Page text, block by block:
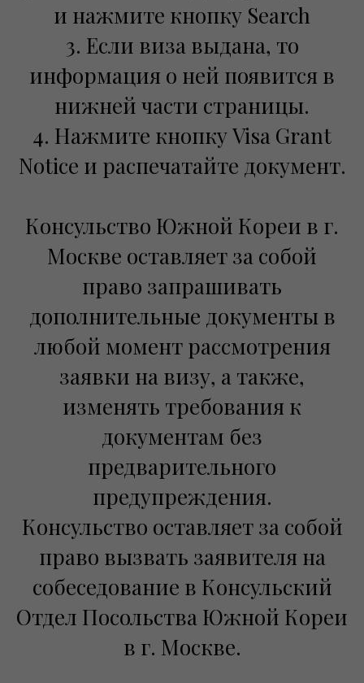
и нажмите кнопку Search
3. Если виза выдана, то
информация о ней появится в
нижней части страницы.
4. Нажмите кнопку Visa Grant
Notice и распечатайте документ.
Консульство Южной Кореи в г.
Москве оставляет за собой
право запрашивать
дополнительные документы в
любой момент рассмотрения
заявки на визу, а также,
изменять требования к
документам без
предварительного
предупреждения.
Консульство оставляет за собой
право вызвать заявителя на
собеседование в Консульский
Отдел Посольства Южной Кореи
в г. Москве.